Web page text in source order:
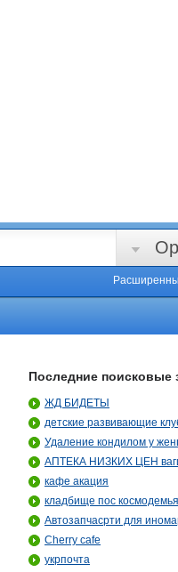
Последние поисковые
ЖД БИДЕТЫ
детские развивающие
Удаление кондилом у
АПТЕКА НИЗКИХ ЦЕН
кафе акация
кладбище пос
Автозапчасpти для
Cherry cafe
укрпочта